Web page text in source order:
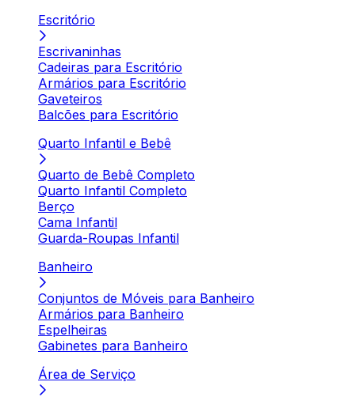
Escritório
Escrivaninhas
Cadeiras para Escritório
Armários para Escritório
Gaveteiros
Balcões para Escritório
Quarto Infantil e Bebê
Quarto de Bebê Completo
Quarto Infantil Completo
Berço
Cama Infantil
Guarda-Roupas Infantil
Banheiro
Conjuntos de Móveis para Banheiro
Armários para Banheiro
Espelheiras
Gabinetes para Banheiro
Área de Serviço